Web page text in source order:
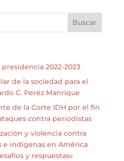
Buscar
2022-2023
de la sociedad para el
C. Peréz Manrique
de la Corte IDH por el fin
contra periodistas
y violencia contra
e indígenas en América
y respuestas»